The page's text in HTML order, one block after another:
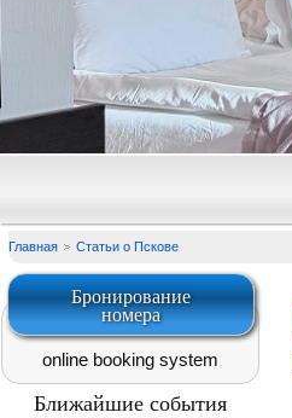
Главная Статьи о Пскове
Бронирование
номера
online booking system
Ближайшие события